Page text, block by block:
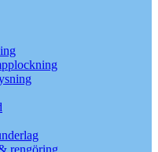
rengöring